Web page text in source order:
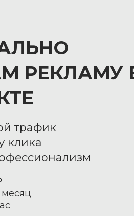
РЕКЛАМУ
трафик
клика
месяц